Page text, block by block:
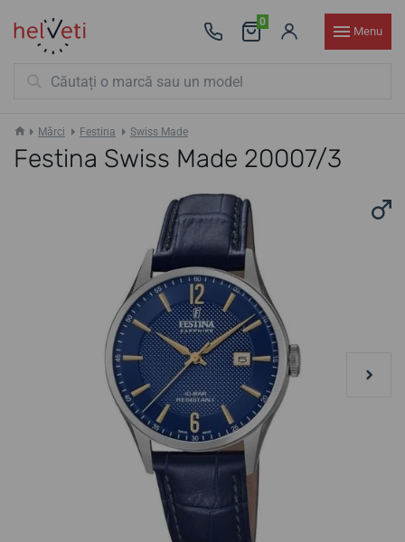
0
Menu
Mărci Festina Swiss Made
Festina Swiss Made 20007/3